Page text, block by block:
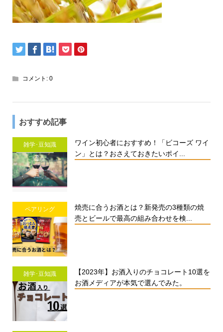
コメント: 0
おすすめ記事
雑学･豆知識
ワイン初心者におすすめ！「ビコーズ ワイ
ン」とは？おさえておきたいポイ...
ペアリング
焼売に合うお酒とは？新発売の3種類の焼
売とビールで最高の組み合わせを検...
雑学･豆知識
【2023年】お酒入りのチョコレート10選を
お酒メディアが本気で選んでみた。